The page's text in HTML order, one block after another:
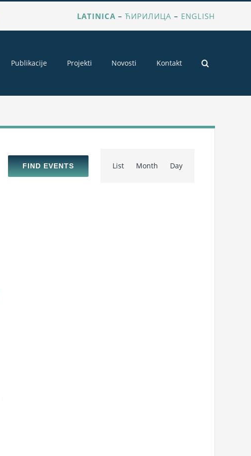
LATINICA –ЋИРИЛИЦА – ENGLISH
Publikacije Projekti Novosti Kontakt
FIND EVENTS
Views
List Month Day